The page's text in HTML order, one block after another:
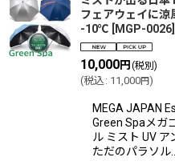
フェアウェイに涼
-10℃
MGP-0026
10,000円 (税別)
(税込 : 11,000円)
MEGA JAPAN
Green Spaメガ
ル ミスト UV
ただのパラソル